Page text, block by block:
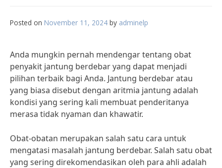
Posted on November 11, 2024 by adminelp
Anda mungkin pernah mendengar tentang obat
penyakit jantung berdebar yang dapat menjadi
pilihan terbaik bagi Anda. Jantung berdebar atau
yang biasa disebut dengan aritmia jantung adalah
kondisi yang sering kali membuat penderitanya
merasa tidak nyaman dan khawatir.
Obat-obatan merupakan salah satu cara untuk
mengatasi masalah jantung berdebar. Salah satu obat
yang sering direkomendasikan oleh para ahli adalah